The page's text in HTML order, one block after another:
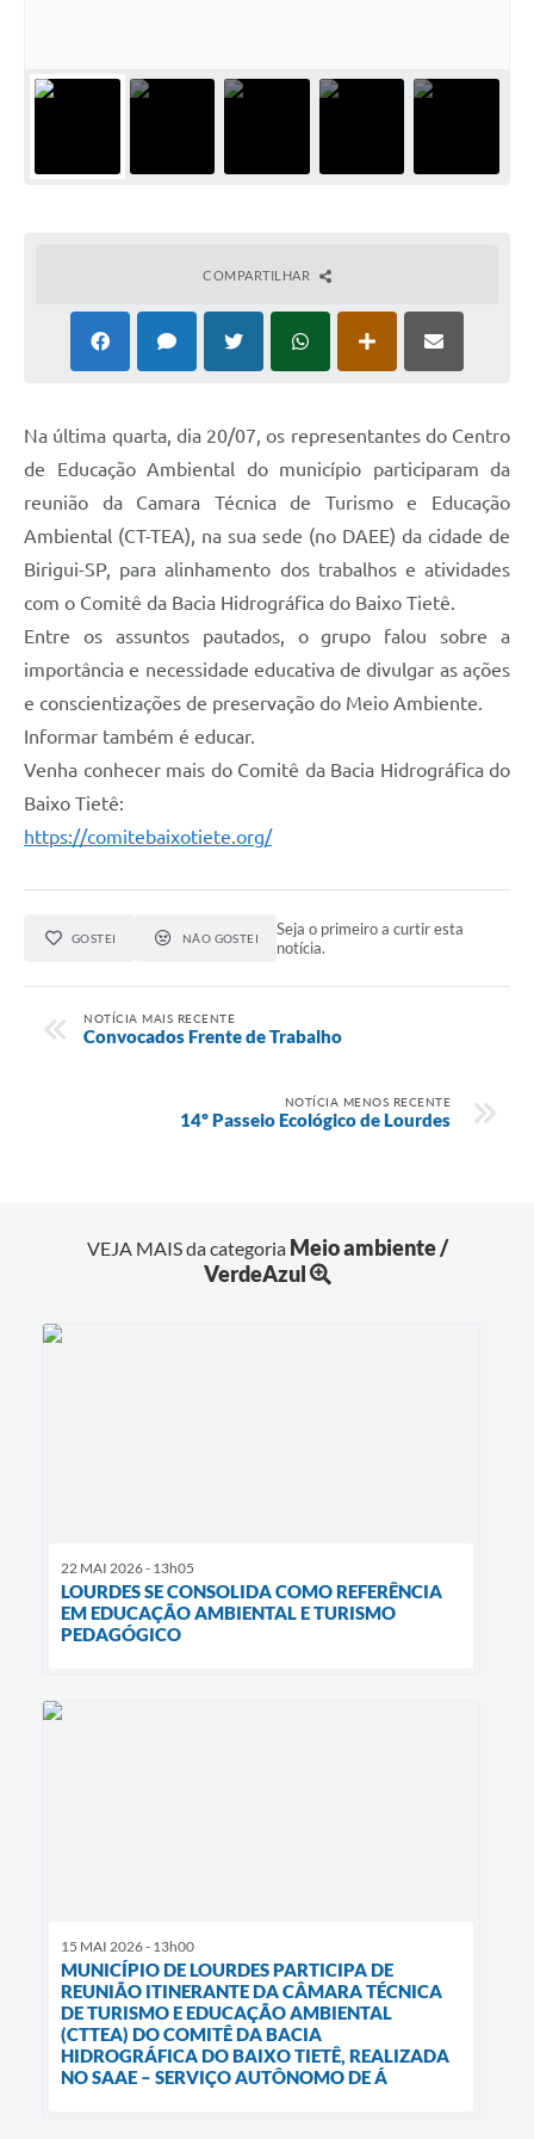
PPA
Transparência
Arquivos para Download
Junta Militar
Legislação
Ouvidoria Municipal
PPA
Nota Fiscal Eletrônica
e-SIC
COMPARTILHAR
Na última quarta, dia 20/07, os representantes do Centro
de Educação Ambiental do município participaram da
reunião da Camara Técnica de Turismo e Educação
Ambiental (CT-TEA), na sua sede (no DAEE) da cidade de
Birigui-SP, para alinhamento dos trabalhos e atividades
com o Comitê da Bacia Hidrográfica do Baixo Tietê.
Entre os assuntos pautados, o grupo falou sobre a
importância e necessidade educativa de divulgar as ações
e conscientizações de preservação do Meio Ambiente.
Informar também é educar.
Venha conhecer mais do Comitê da Bacia Hidrográfica do
Baixo Tietê:
https://comitebaixotiete.org/
GOSTEI NÃO GOSTEI
Seja o primeiro a curtir esta
notícia.
NOTÍCIA MAIS RECENTE
Convocados Frente de Trabalho
NOTÍCIA MENOS RECENTE
14º Passeio Ecológico de Lourdes
VEJA MAIS da categoria Meio ambiente /
VerdeAzul
22 MAI 2026 - 13h05
LOURDES SE CONSOLIDA COMO REFERÊNCIA
EM EDUCAÇÃO AMBIENTAL E TURISMO
PEDAGÓGICO
15 MAI 2026 - 13h00
MUNICÍPIO DE LOURDES PARTICIPA DE
REUNIÃO ITINERANTE DA CÂMARA TÉCNICA
DE TURISMO E EDUCAÇÃO AMBIENTAL
(CTTEA) DO COMITÊ DA BACIA
HIDROGRÁFICA DO BAIXO TIETÊ, REALIZADA
NO SAAE – SERVIÇO AUTÔNOMO DE Á